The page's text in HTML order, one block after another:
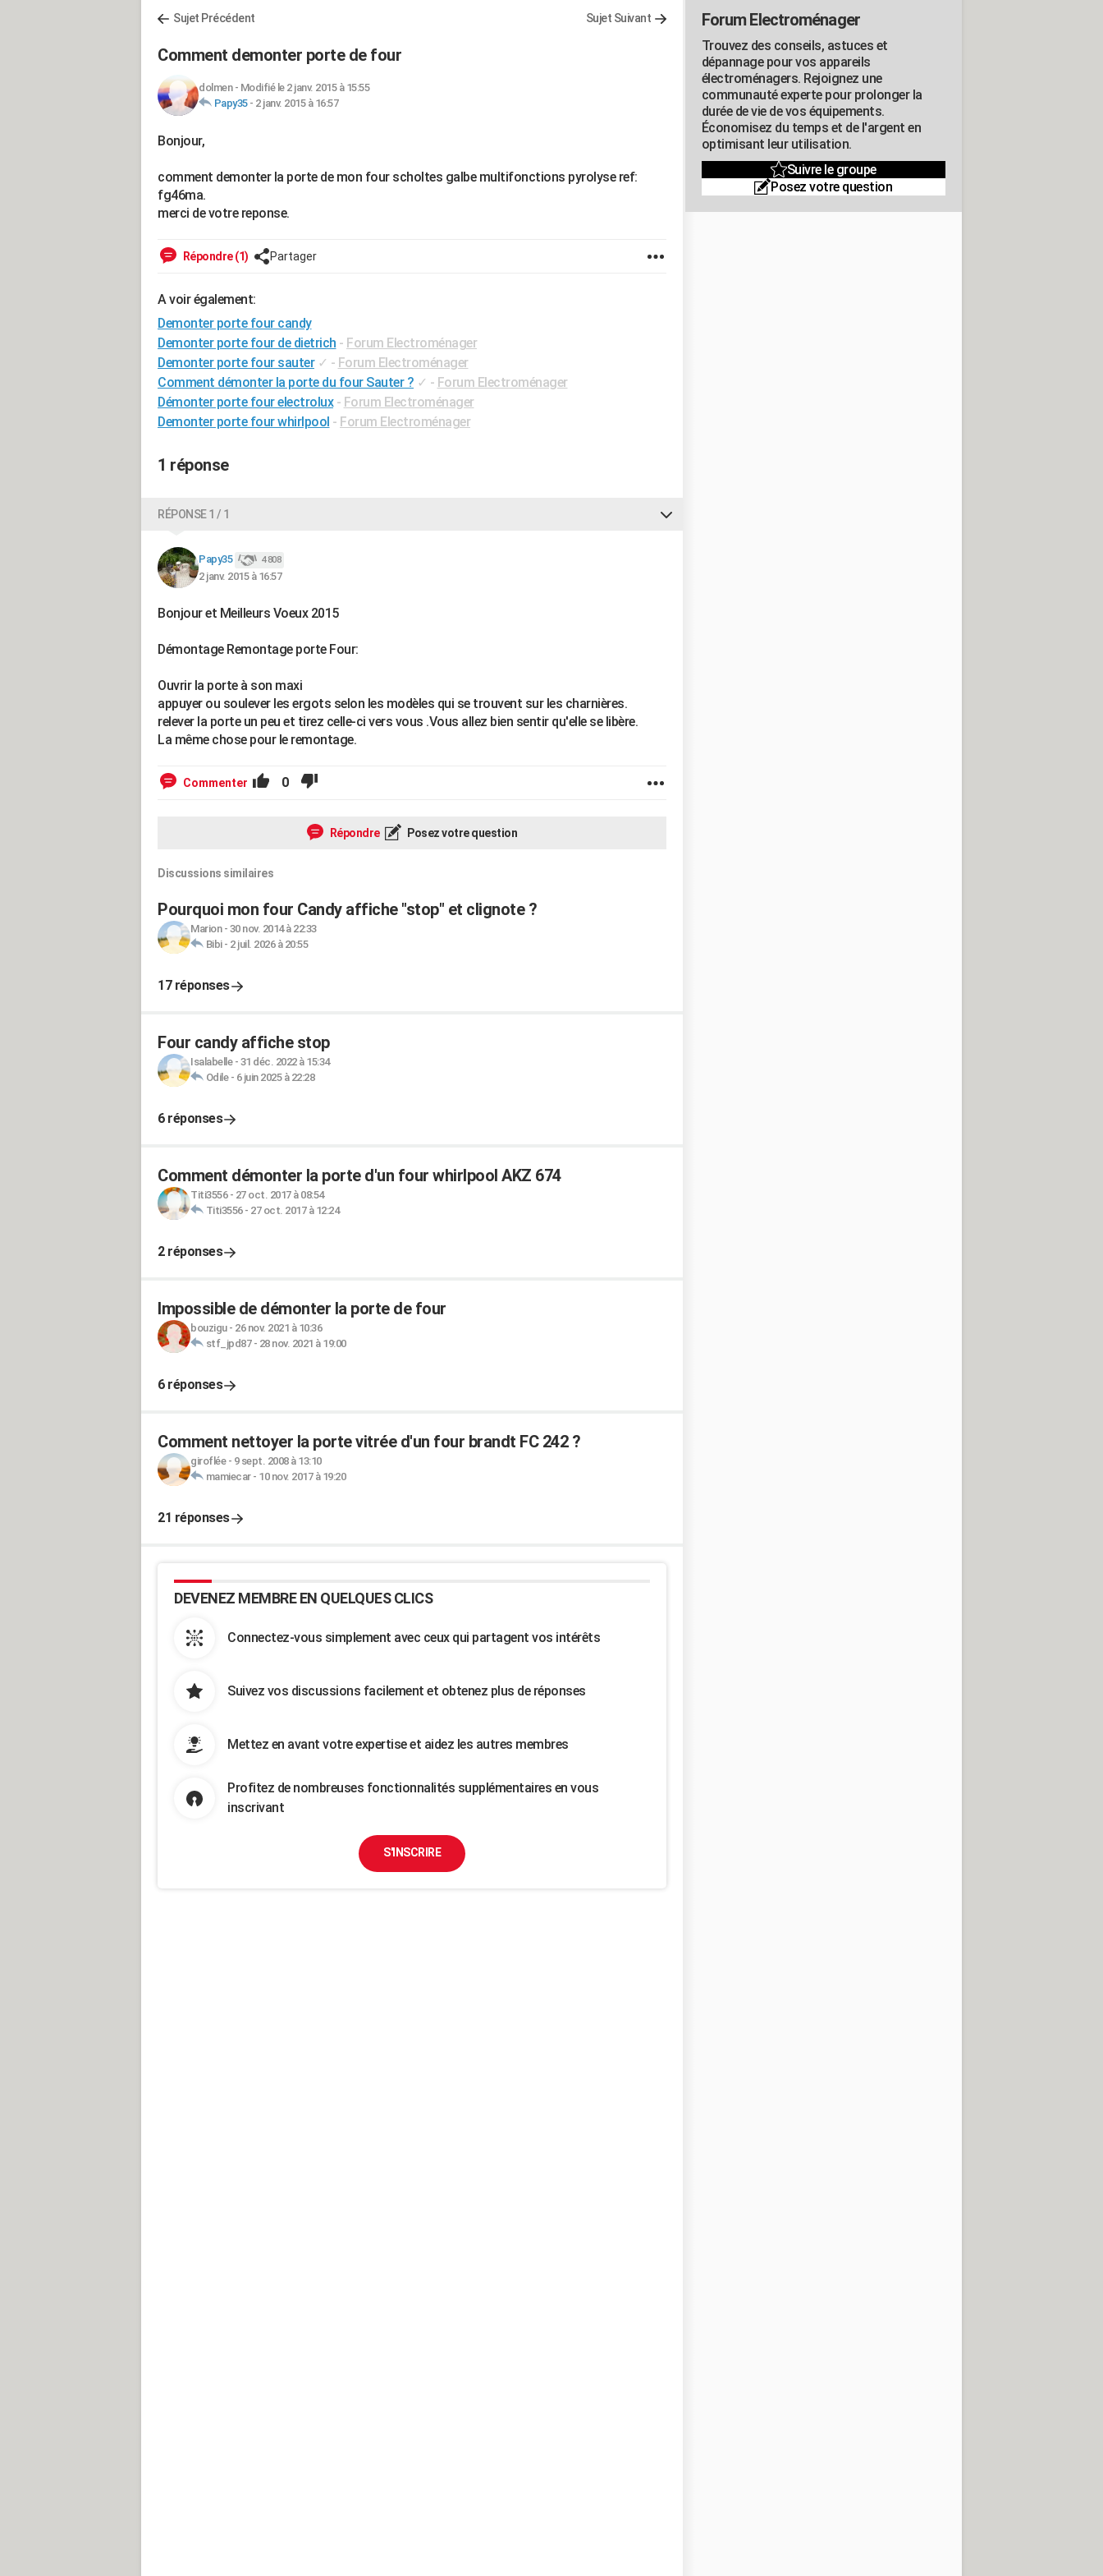
Sujet Précédent Sujet Suivant
Comment demonter porte de four
dolmen- Modifié le 2 janv. 2015 à 15:55
Papy35- 2 janv. 2015 à 16:57
Bonjour,
comment demonter la porte de mon four scholtes galbe multifonctions pyrolyse ref:
fg46ma.
merci de votre reponse.
Répondre (1) Partager
A voir également:
Demonter porte four candy
Demonter porte four de dietrich - Forum Electroménager
Demonter porte four sauter ✓ - Forum Electroménager
Comment démonter la porte du four Sauter ? ✓ - Forum Electroménager
Démonter porte four electrolux - Forum Electroménager
Demonter porte four whirlpool - Forum Electroménager
1 réponse
RÉPONSE 1 / 1
Papy35 4 808
2 janv. 2015 à 16:57
Bonjour et Meilleurs Voeux 2015
Démontage Remontage porte Four:
Ouvrir la porte à son maxi
appuyer ou soulever les ergots selon les modèles qui se trouvent sur les charnières.
relever la porte un peu et tirez celle-ci vers vous .Vous allez bien sentir qu'elle se libère.
La même chose pour le remontage.
Commenter 0
Répondre Posez votre question
Discussions similaires
Pourquoi mon four Candy affiche "stop" et clignote ?
Marion- 30 nov. 2014 à 22:33
Bibi- 2 juil. 2026 à 20:55
17 réponses
Four candy affiche stop
Isalabelle- 31 déc. 2022 à 15:34
Odile- 6 juin 2025 à 22:28
6 réponses
Comment démonter la porte d'un four whirlpool AKZ 674
Titi3556- 27 oct. 2017 à 08:54
Titi3556- 27 oct. 2017 à 12:24
2 réponses
Impossible de démonter la porte de four
bouzigu- 26 nov. 2021 à 10:36
stf_jpd87- 28 nov. 2021 à 19:00
6 réponses
Comment nettoyer la porte vitrée d'un four brandt FC 242 ?
giroflée- 9 sept. 2008 à 13:10
mamiecar- 10 nov. 2017 à 19:20
21 réponses
DEVENEZ MEMBRE EN QUELQUES CLICS
Connectez-vous simplement avec ceux qui partagent vos intérêts
Suivez vos discussions facilement et obtenez plus de réponses
Mettez en avant votre expertise et aidez les autres membres
Profitez de nombreuses fonctionnalités supplémentaires en vous
inscrivant
S'INSCRIRE
Forum Electroménager
Trouvez des conseils, astuces et
dépannage pour vos appareils
électroménagers. Rejoignez une
communauté experte pour prolonger la
durée de vie de vos équipements.
Économisez du temps et de l'argent en
optimisant leur utilisation.
Suivre le groupe
Posez votre question